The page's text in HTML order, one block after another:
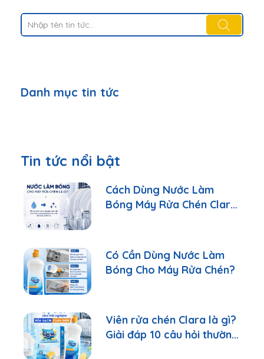
Danh mục tin tức
Tin tức nổi bật
Cách Dùng Nước Làm
Bóng Máy Rửa Chén Clara
Có Cần Dùng Nước Làm
Bóng Cho Máy Rửa Chén?
Viên rửa chén Clara là gì?
Giải đáp 10 câu hỏi thường